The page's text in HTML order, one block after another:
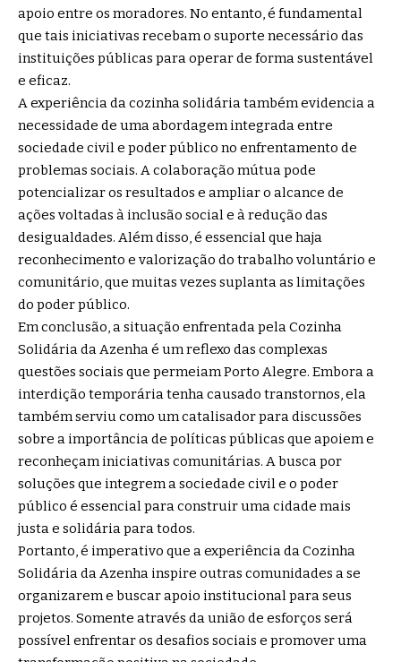
apoio entre os moradores. No entanto, é fundamental
que tais iniciativas recebam o suporte necessário das
instituições públicas para operar de forma sustentável
e eficaz.
A experiência da cozinha solidária também evidencia a
necessidade de uma abordagem integrada entre
sociedade civil e poder público no enfrentamento de
problemas sociais. A colaboração mútua pode
potencializar os resultados e ampliar o alcance de
ações voltadas à inclusão social e à redução das
desigualdades. Além disso, é essencial que haja
reconhecimento e valorização do trabalho voluntário e
comunitário, que muitas vezes suplanta as limitações
do poder público.
Em conclusão, a situação enfrentada pela Cozinha
Solidária da Azenha é um reflexo das complexas
questões sociais que permeiam Porto Alegre. Embora a
interdição temporária tenha causado transtornos, ela
também serviu como um catalisador para discussões
sobre a importância de políticas públicas que apoiem e
reconheçam iniciativas comunitárias. A busca por
soluções que integrem a sociedade civil e o poder
público é essencial para construir uma cidade mais
justa e solidária para todos.
Portanto, é imperativo que a experiência da Cozinha
Solidária da Azenha inspire outras comunidades a se
organizarem e buscar apoio institucional para seus
projetos. Somente através da união de esforços será
possível enfrentar os desafios sociais e promover uma